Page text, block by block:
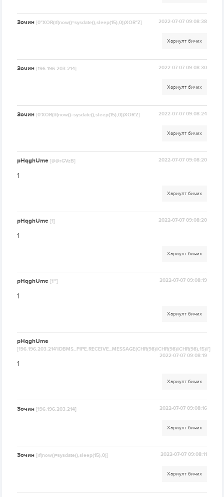
Зочин[0"XOR(if(now()=sysdate(),sleep(15),0))XOR"Z] 2022-07-07 09:08:38
Хариулт бичих
Зочин[196.196.203.214] 2022-07-07 09:08:30
Хариулт бичих
Зочин[0'XOR(if(now()=sysdate(),sleep(15),0))XOR'Z] 2022-07-07 09:08:24
Хариулт бичих
pHqghUme[@@rGVzB] 2022-07-07 09:08:20
1
Хариулт бичих
pHqghUme[1] 2022-07-07 09:08:20
1
Хариулт бичих
pHqghUme[1'"] 2022-07-07 09:08:19
1
Хариулт бичих
pHqghUme
[196.196.203.214'||DBMS_PIPE.RECEIVE_MESSAGE(CHR(98)||CHR(98)||CHR(98),15)||']
2022-07-07 09:08:19
1
Хариулт бичих
Зочин[196.196.203.214] 2022-07-07 09:08:16
Хариулт бичих
Зочин[if(now()=sysdate(),sleep(15),0)] 2022-07-07 09:08:11
Хариулт бичих